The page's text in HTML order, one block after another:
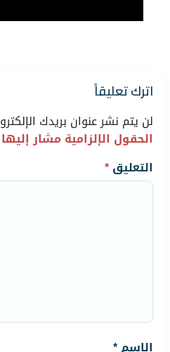
اترك تعليقاً
لن يتم نشر عنوان بريدك الإلكتروني.
الحقول الإلزامية مشار إليها بـ*
التعليق*
الاسم*